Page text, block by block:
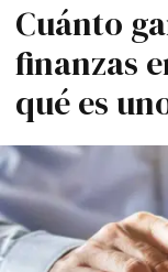
Cuánto
finanzas
qué es